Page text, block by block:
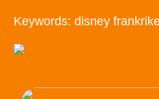
Keywords: disney